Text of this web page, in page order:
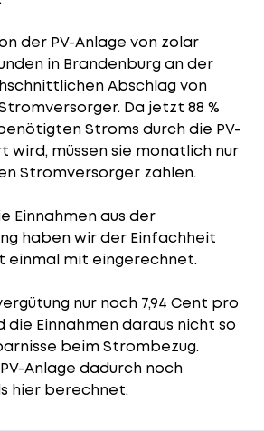
der PV-Anlage von zolar
in Brandenburg an der
Abschlag von
Da jetzt 88 %
Stroms durch die PV-
wird, müssen sie monatlich nur
Stromversorger zahlen.
Einnahmen aus der
haben wir der Einfachheit
einmal mit eingerechnet.
nur noch 7,94 Cent pro
die Einnahmen daraus nicht so
beim Strombezug.
Anlage dadurch noch
hier berechnet.